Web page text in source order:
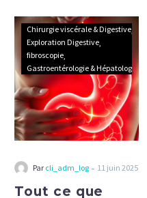
Tout
ce
vous
devez
savoir
sur
la
:
Chirurgie viscérale & Digestive
Exploration Digestive
fibroscopie
Gastroentérologie & Hépatologie
Par cli_adm_log - 11 juin 2025
Tout ce que